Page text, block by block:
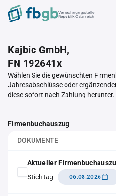
Verrechnungsstelle
Republik Österreich
Kajbic GmbH,
FN 192641x
Wählen Sie die gewünschten
Jahresabschlüsse oder
diese sofort nach Zahlung herunter.
Firmenbuchauszug
DOKUMENTE
Aktueller
Stichtag
06.08.2026